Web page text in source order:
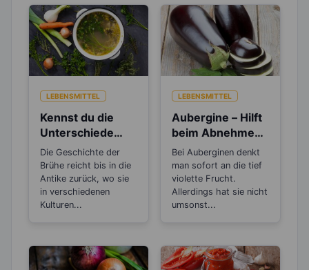
LEBENSMITTEL
Kennst du die
Unterschiede
zwischen Brühe,
Fond und
Bouillon?
Die Geschichte der
Brühe reicht bis in die
Antike zurück, wo sie
in verschiedenen
Kulturen...
LEBENSMITTEL
Aubergine – Hilft
beim Abnehmen,
bei Müdigkeit und
Stress
Bei Auberginen denkt
man sofort an die tief
violette Frucht.
Allerdings hat sie nicht
umsonst...